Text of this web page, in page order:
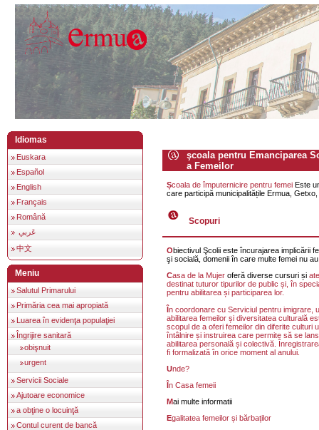
Idiomas
Euskara
Español
English
Français
Română
中文
Meniu
Salutul Primarului
Primăria cea mai apropiată
Luarea în evidenţa populaţiei
Îngrijire sanitară
obişnuit
urgent
Servicii Sociale
Ajutoare economice
a obţine o locuinţă
Contul curent de bancă
şcoala pentru Emanciparea
a Femeilor
Școala de împuternicire pentru femei Este
care participă municipalitățile Ermua,
Scopuri
Obiectivul Şcolii este încurajarea implicării femeilor în viaţa politică
şi socială, domenii în care multe femei nu
Casa de la Mujer oferă diverse cursuri și
destinat tuturor tipurilor de public și, în
pentru abilitarea și participarea lor.
În coordonare cu Serviciul pentru imigrare,
abilitarea femeilor și diversitatea culturală
scopul de a oferi femeilor din diferite culturi
întâlnire și instruirea care permite să se
abilitarea personală și colectivă.
fi formalizată în orice moment al anului.
Unde?
În Casa femeii
Mai multe informatii
Egalitatea femeilor și bărbaților